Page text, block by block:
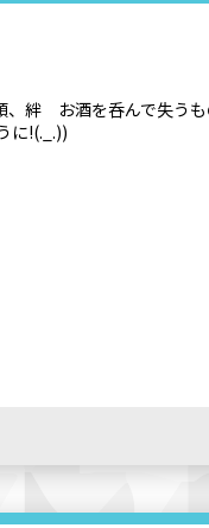
、絆 お酒を呑んで失
に!(._.))